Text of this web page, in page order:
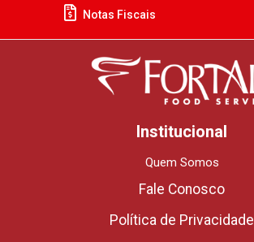
Notas Fiscais
Institucional
Quem Somos
Fale Conosco
Política de Privacidade